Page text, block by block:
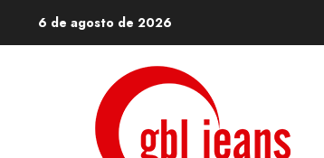
6 de agosto de 2026